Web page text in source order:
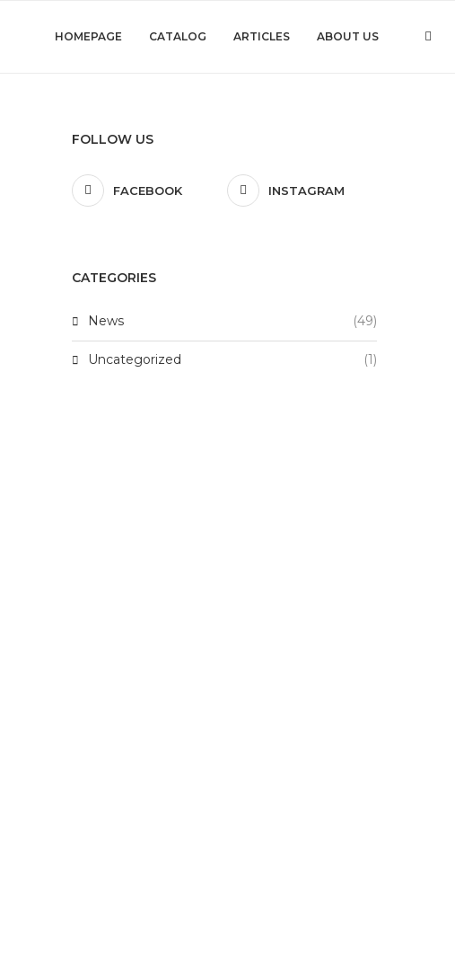
HOMEPAGE CATALOG ARTICLES ABOUT US
FOLLOW US
FACEBOOK INSTAGRAM
CATEGORIES
News (49)
Uncategorized (1)